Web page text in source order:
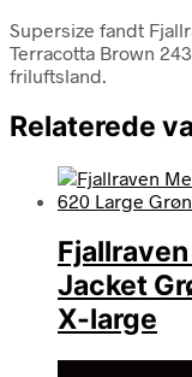
Supersize fandt
Terracotta Brown
friluftsland.
Relaterede
Jacket
X-large